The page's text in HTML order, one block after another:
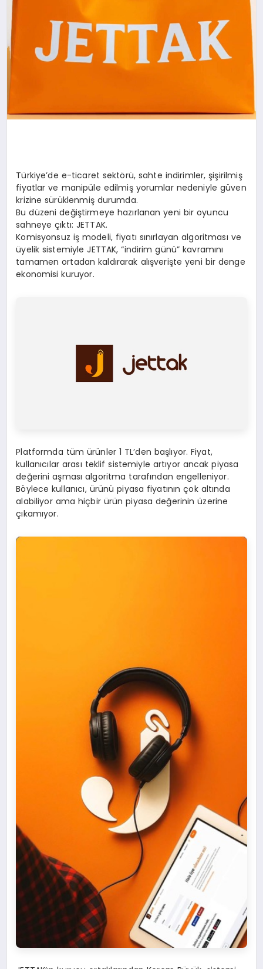
Türkiye’de e-ticaret sektörü, sahte indirimler, şişirilmiş
fiyatlar ve manipüle edilmiş yorumlar nedeniyle güven
krizine sürüklenmiş durumda.
Bu düzeni değiştirmeye hazırlanan yeni bir oyuncu
sahneye çıktı: JETTAK.
Komisyonsuz iş modeli, fiyatı sınırlayan algoritması ve
üyelik sistemiyle JETTAK, “indirim günü” kavramını
tamamen ortadan kaldırarak alışverişte yeni bir denge
ekonomisi kuruyor.
Platformda tüm ürünler 1 TL’den başlıyor. Fiyat,
kullanıcılar arası teklif sistemiyle artıyor ancak piyasa
değerini aşması algoritma tarafından engelleniyor.
Böylece kullanıcı, ürünü piyasa fiyatının çok altında
alabiliyor ama hiçbir ürün piyasa değerinin üzerine
çıkamıyor.